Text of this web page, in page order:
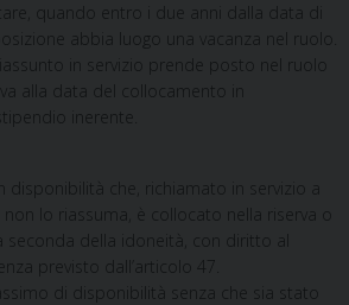
quando entro i due anni dalla data di
abbia luogo una vacanza nel ruolo.
in servizio prende posto nel ruolo
alla data del collocamento in
inerente.
disponibilità che, richiamato in servizio a
lo riassuma, è collocato nella riserva o
seconda della idoneità, con diritto al
previsto dall’articolo 47.
di disponibilità senza che sia stato